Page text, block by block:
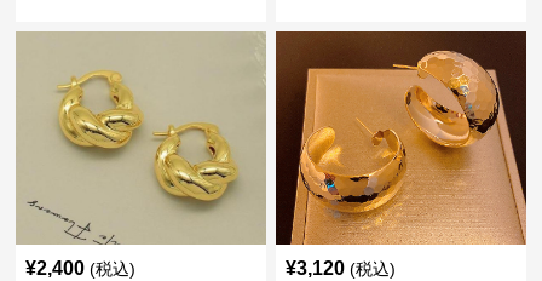
¥2,400 (税込) ¥3,120 (税込)